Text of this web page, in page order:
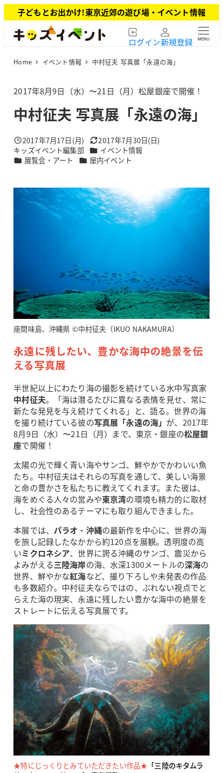
イ
子どもとお出かけ!東京近郊の遊び場・イベント情報
ログイン新規登録 MENU
Home イベント情報 中村征夫 写真展「永遠の海」
2017年8月9日（水）〜21日（月）松屋銀座で開催！
中村征夫 写真展「永遠の海」
投稿日
2017年7月17日(月) 更新日
2017年7月30日(日)
著
者
キッズイベント編集部 カテゴリー
イベント情報
カテゴリー
展覧会・アート カテゴリー
屋内イベント
座間味島、沖縄県 ©中村征夫（IKUO NAKAMURA）
永遠に残したい、豊かな海中の絶景を伝
える写真展
半世紀以上にわたり海の撮影を続けている水中写真家
中村征夫。「海は潜るたびに異なる表情を見せ、常に
新たな発見を与え続けてくれる」と、語る。世界の海
を撮り続けている彼の写真展「永遠の海」 が、2017年
8月9日（水）〜21日（月）まで、東京・銀座の松屋銀
座で開催！
太陽の光で輝く青い海やサンゴ、鮮やかでかわいい魚
たち。中村征夫はそれらの写真を通して、美しい海景
と命の豊かさを私たちに教えてくれます。また彼は、
海をめぐる人々の営みや東京湾の環境も精力的に取材
し、社会性のあるテーマにも取り組んできました。
本展では、 パラオ ・ 沖縄の最新作を中心に、世界の海
を旅し記録したなかから約120点を展観。透明度の高
いミクロネシア、世界に誇る沖縄のサンゴ、震災から
よみがえる三陸海岸の海、水深1300メートルの深海の
世界、鮮やかな紅海など、撮り下ろしや未発表の作品
も多数紹介。中村征夫ならではの、ぶれない視点でと
らえた海の現実、永遠に残したい豊かな海中の絶景を
ストレートに伝える写真展です。
★特にじっくりとみていただきたい作品★ 「三陸のキタムラ